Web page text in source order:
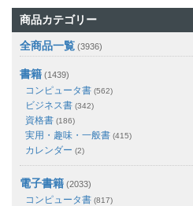
商品カテゴリー
全商品一覧 (3936)
書籍 (1439)
コンピュータ書 (562)
ビジネス書 (342)
資格書 (186)
実用・趣味・一般書 (415)
カレンダー (2)
電子書籍 (2033)
コンピュータ書 (817)